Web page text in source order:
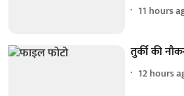
11 hours
तुर्की की
12 hours